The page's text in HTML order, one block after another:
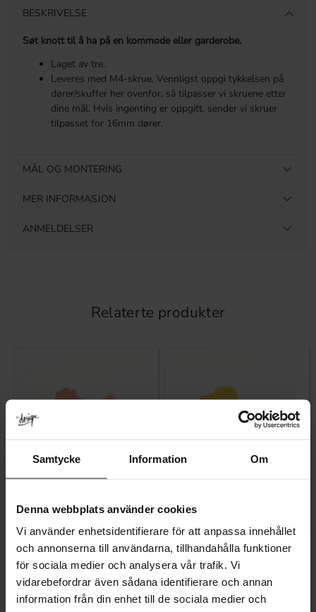
Samtycke Information Om
Denna webbplats använder cookies
Vi använder enhetsidentifierare för att anpassa innehållet
och annonserna till användarna, tillhandahålla funktioner
för sociala medier och analysera vår trafik. Vi
vidarebefordrar även sådana identifierare och annan
information från din enhet till de sociala medier och
BESKRIVELSE
Søt knott til å ha på en kommode eller garderobe.
Laget av tre.
Leveres med M4-skrue. Vennligst oppgi tykkelsen på
dører/skuffer her ovenfor, så tilpasser vi skruene etter
dine mål. Hvis ingenting er oppgitt, sender vi skruer
tilpasset for 16mm dører.
MÅL OG MONTERING
MER INFORMASJON
ANMELDELSER
Relaterte produkter
Treknott Høne Gammelrosa
44 KR
På lager
Tretopp And Gul
44KR
På lager